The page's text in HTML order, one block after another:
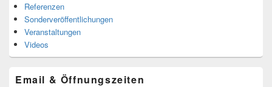
Referenzen
Sonderveröffentlichungen
Veranstaltungen
Videos
Email & Öffnungszeiten